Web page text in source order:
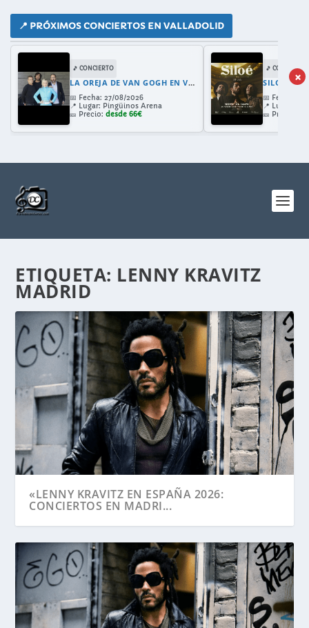
📍 PRÓXIMOS CONCIERTOS EN VALLADOLID
🎵 CONCIERTO
LA OREJA DE VAN GOGH EN VALLADOLID 2026: GIRA 30 ANIVERSARIO CON AMAIA MONTERO
📅 Fecha: 27/08/2026
📍 Lugar: Pingüinos Arena
🎫 Precio: desde 66€
🎵 CONCIERTO
SILOE EN
📅 Fecha:
📍 Lugar:
🎫 Precio:
×
ETIQUETA: LENNY KRAVITZ
MADRID
«LENNY KRAVITZ EN ESPAÑA 2026:
CONCIERTOS EN MADRI...